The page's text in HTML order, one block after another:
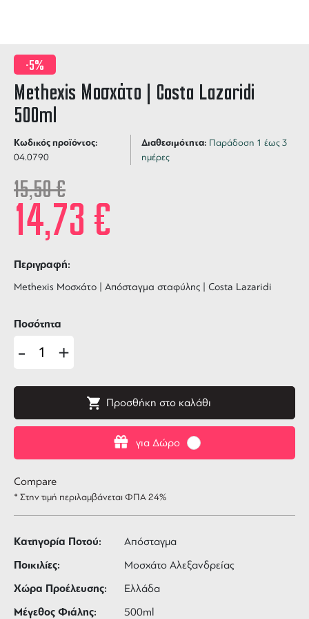
-5%
Methexis Μοσχάτο | Costa Lazaridi
500ml
Κωδικός προϊόντος:
04.0790
Διαθεσιμότητα: Παράδοση 1 έως 3
ημέρες
15,50€
14,73€
Περιγραφή:
Methexis Μοσχάτο | Απόσταγμα σταφύλης | Costa Lazaridi
για Δώρο
Ποσότητα
- +
Προσθήκη στο καλάθι
Compare
* Στην τιμή περιλαμβάνεται ΦΠΑ 24%
Κατηγορία Ποτού: Απόσταγμα
Ποικιλίες: Μοσχάτο Αλεξανδρείας
Χώρα Προέλευσης: Ελλάδα
Μέγεθος Φιάλης: 500ml